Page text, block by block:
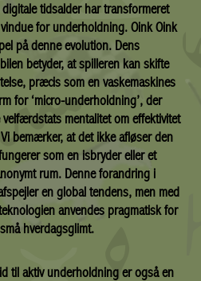
tidsalder har transformeret
for underholdning. Oink Oink
på denne evolution. Dens
betyder, at spilleren kan skifte
præcis som en vaskemaskines
for ‘micro-underholdning’, der
mentalitet om effektivitet
bemærker, at det ikke afløser den
som en isbryder eller et
rum. Denne forandring i
en global tendens, men med
anvendes pragmatisk for
hverdagsglimt.
til aktiv underholdning er også en